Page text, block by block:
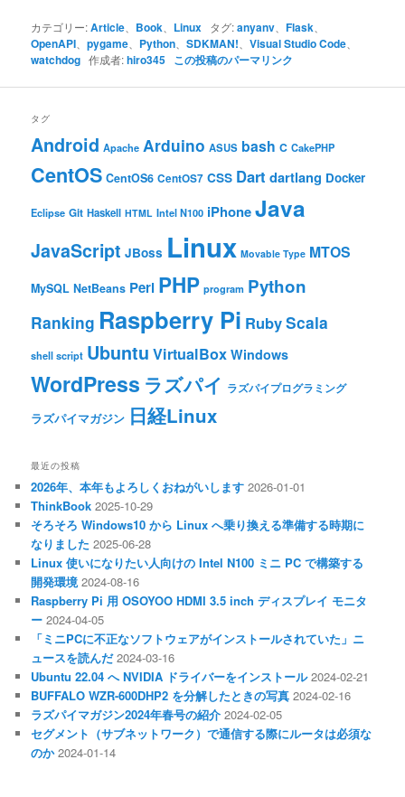
カテゴリー:Article Book Linux タグ:anyanv 、Flask
OpenAPI 、pygame Python 、SDKMAN! 、Visual Studio Code
watchdog 作成者:hiro345 この投稿のパーマリンク
タグ
Android Apache Arduino ASUS bash C CakePHP
CentOS CentOS6 CentOS7 CSS Dart dartlang Docker
Eclipse Git Haskell HTML Intel N100 iPhoneJava
JavaScript JBoss Linux Movable Type MTOS
MySQL NetBeans Perl PHP program Python
Ranking Raspberry Pi RubyScala
shell script Ubuntu VirtualBox Windows
WordPress ラズパイ ラズパイプログラミング
ラズパイマガジン 日経Linux
最近の投稿
2026年、本年もよろしくおねがいします 2026-01-01
ThinkBook 2025-10-29
そろそろ Windows10 から Linux へ乗り換える準備する時期に
なりました 2025-06-28
Linux 使いになりたい人向けの Intel N100 ミニ PC で構築する
開発環境 2024-08-16
Raspberry Pi 用 OSOYOO HDMI 3.5 inch ディスプレイ モニタ
ー 2024-04-05
「ミニPCに不正なソフトウェアがインストールされていた」ニ
ュースを読んだ 2024-03-16
Ubuntu 22.04 へ NVIDIA ドライバーをインストール 2024-02-21
BUFFALO WZR-600DHP2 を分解したときの写真 2024-02-16
ラズパイマガジン2024年春号の紹介 2024-02-05
セグメント（サブネットワーク）で通信する際にルータは必須な
のか 2024-01-14